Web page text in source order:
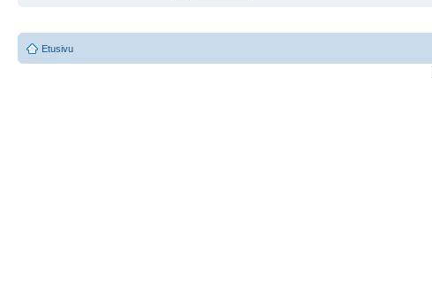
Etusivu